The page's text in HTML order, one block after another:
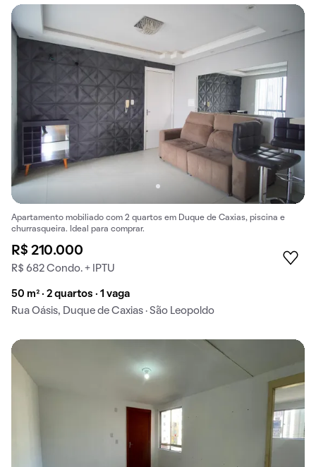
Apartamento mobiliado com 2 quartos em Duque de Caxias, piscina e
churrasqueira. Ideal para comprar.
R$ 210.000
R$ 682 Condo. + IPTU
50 m² · 2 quartos · 1 vaga
Rua Oásis, Duque de Caxias · São Leopoldo